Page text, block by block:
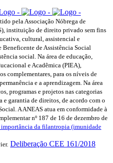
pela Associação Nóbrega de
instituição de direito privado sem fins
cultural, assistencial e
de Assistência Social
social. Na área de educação,
e Acadêmica (PIEA),
complementares, para os níveis de
e a aprendizagem. Na área
programas e projetos nas categorias
e garantia de direitos, de acordo com o
A ANEAS atua em conformidade à
nº 187 de 16 de dezembro de
importância da filantropia (imunidade
Deliberação CEE 161/2018